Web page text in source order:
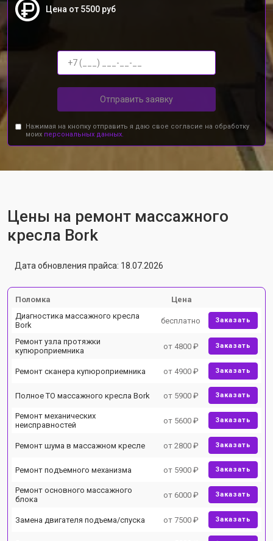
Цена от 5500 руб
Отправить заявку
Нажимая на кнопку отправить я даю свое согласие на обработку
моих персональных данных.
Цены на ремонт массажного
кресла Bork
Дата обновления прайса: 18.07.2026
Поломка
Цена
Диагностика массажного кресла
Bork
бесплатно Заказать
Ремонт узла протяжки
купюроприемника
от 4800 ₽ Заказать
Ремонт сканера купюроприемника от 4900 ₽ Заказать
Полное ТО массажного кресла Bork от 5900 ₽ Заказать
Ремонт механических
неисправностей
от 5600 ₽ Заказать
Ремонт шума в массажном кресле от 2800 ₽ Заказать
Ремонт подъемного механизма от 5900 ₽ Заказать
Ремонт основного массажного
блока
от 6000 ₽ Заказать
Замена двигателя подъема/спуска от 7500 ₽ Заказать